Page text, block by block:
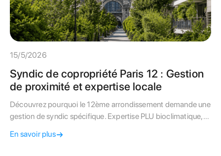
15/5/2026
Syndic de copropriété Paris 12 : Gestion
de proximité et expertise locale
Découvrez pourquoi le 12ème arrondissement demande une
gestion de syndic spécifique. Expertise PLU bioclimatique,
copropriété.
En savoir plus